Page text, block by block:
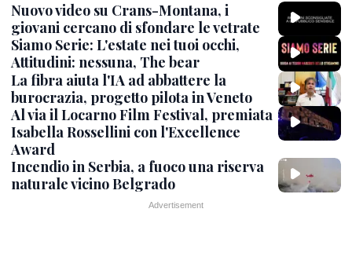
Nuovo video su Crans-Montana, i
giovani cercano di sfondare le vetrate
Siamo Serie: L'estate nei tuoi occhi,
Attitudini: nessuna, The bear
La fibra aiuta l'IA ad abbattere la
burocrazia, progetto pilota in Veneto
Al via il Locarno Film Festival, premiata
Isabella Rossellini con l'Excellence
Award
Incendio in Serbia, a fuoco una riserva
naturale vicino Belgrado